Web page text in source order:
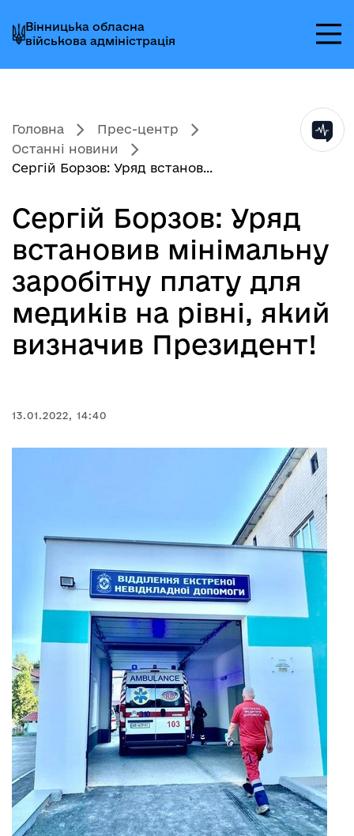
до
головного
меню
до
головного
вмісту
до
головного
колонтитула
Вінницька обласна
військова адміністрація
Головна
Прес-центр
Останні новини
Сергій Борзов: Уряд встанов...
Сергій Борзов: Уряд
встановив мінімальну
заробітну плату для
медиків на рівні, який
визначив Президент!
13.01.2022, 14:40